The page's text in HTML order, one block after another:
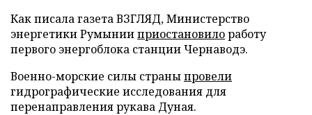
Как писала газета ВЗГЛЯД, Министерство
энергетики Румынииприостановилоработу
первого энергоблока станции Чернаводэ.
Военно-морские силы страныпровели
гидрографические исследования для
перенаправления рукава Дуная.